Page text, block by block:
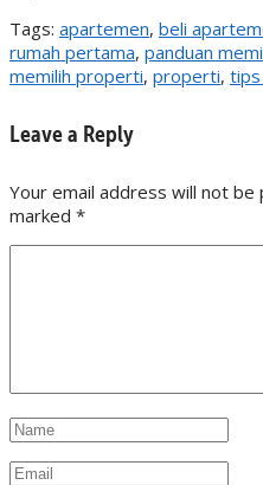
Tags: apartemen, beli
rumah pertama, panduan
memilih properti, properti,
Leave a Reply
Your email address will not
marked *